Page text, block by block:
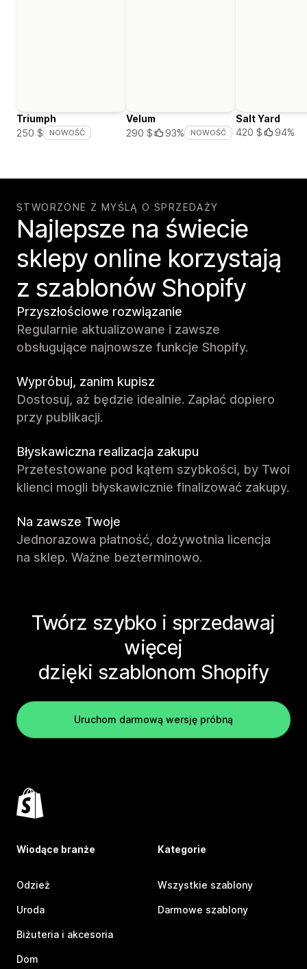
Triumph
250 $
NOWOŚĆ
Velum
290 $
93% NOWOŚĆ
Salt Yard
420 $
94%
STWORZONE Z MYŚLĄ O SPRZEDAŻY
Najlepsze na świecie
sklepy online korzystają
z szablonów Shopify
Przyszłościowe rozwiązanie
Regularnie aktualizowane i zawsze
obsługujące najnowsze funkcje Shopify.
Wypróbuj, zanim kupisz
Dostosuj, aż będzie idealnie. Zapłać dopiero
przy publikacji.
Błyskawiczna realizacja zakupu
Przetestowane pod kątem szybkości, by Twoi
klienci mogli błyskawicznie finalizować zakupy.
Na zawsze Twoje
Jednorazowa płatność, dożywotnia licencja
na sklep. Ważne bezterminowo.
Twórz szybko i sprzedawaj
więcej
dzięki szablonom Shopify
Uruchom darmową wersję próbną
Wiodące branże
Odzież
Uroda
Biżuteria i akcesoria
Dom
Kategorie
Wszystkie szablony
Darmowe szablony